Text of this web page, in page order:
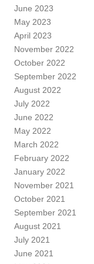
June 2023
May 2023
April 2023
November 2022
October 2022
September 2022
August 2022
July 2022
June 2022
May 2022
March 2022
February 2022
January 2022
November 2021
October 2021
September 2021
August 2021
July 2021
June 2021